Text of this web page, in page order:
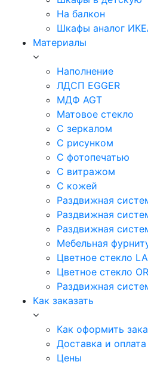
На балкон
Шкафы аналог
Материалы
Наполнение
ЛДСП EGGER
МДФ AGT
Матовое стекло
С зеркалом
С рисунком
С фотопечатью
С витражом
С кожей
Раздвижная
Раздвижная
Раздвижная
Мебельная
Цветное стекло
Цветное стекло
Раздвижная
Как заказать
Как оформить
Доставка и оплата
Цены